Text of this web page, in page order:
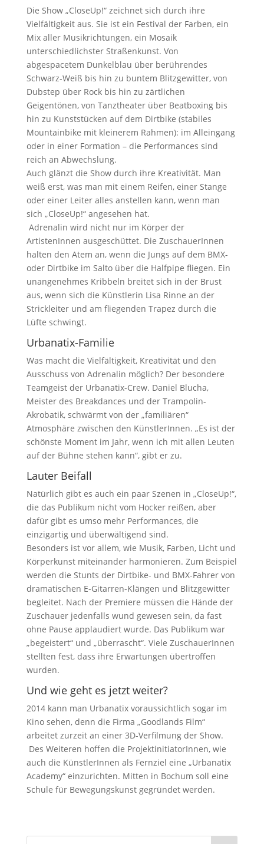
Die Show „CloseUp!“ zeichnet sich durch ihre
Vielfältigkeit aus. Sie ist ein Festival der Farben, ein
Mix aller Musikrichtungen, ein Mosaik
unterschiedlichster Straßenkunst. Von
abgespacetem Dunkelblau über berührendes
Schwarz-Weiß bis hin zu buntem Blitzgewitter, von
Dubstep über Rock bis hin zu zärtlichen
Geigentönen, von Tanztheater über Beatboxing bis
hin zu Kunststücken auf dem Dirtbike (stabiles
Mountainbike mit kleinerem Rahmen): im Alleingang
oder in einer Formation – die Performances sind
reich an Abwechslung.
Auch glänzt die Show durch ihre Kreativität. Man
weiß erst, was man mit einem Reifen, einer Stange
oder einer Leiter alles anstellen kann, wenn man
sich „CloseUp!“ angesehen hat.
Adrenalin wird nicht nur im Körper der
ArtistenInnen ausgeschüttet. Die ZuschauerInnen
halten den Atem an, wenn die Jungs auf dem BMX-
oder Dirtbike im Salto über die Halfpipe fliegen. Ein
unangenehmes Kribbeln breitet sich in der Brust
aus, wenn sich die Künstlerin Lisa Rinne an der
Strickleiter und am fliegenden Trapez durch die
Lüfte schwingt.
Urbanatix-Familie
Was macht die Vielfältigkeit, Kreativität und den
Ausschuss von Adrenalin möglich? Der besondere
Teamgeist der Urbanatix-Crew. Daniel Blucha,
Meister des Breakdances und der Trampolin-
Akrobatik, schwärmt von der „familiären“
Atmosphäre zwischen den KünstlerInnen. „Es ist der
schönste Moment im Jahr, wenn ich mit allen Leuten
auf der Bühne stehen kann“, gibt er zu.
Lauter Beifall
Natürlich gibt es auch ein paar Szenen in „CloseUp!“,
die das Publikum nicht vom Hocker reißen, aber
dafür gibt es umso mehr Performances, die
einzigartig und überwältigend sind.
Besonders ist vor allem, wie Musik, Farben, Licht und
Körperkunst miteinander harmonieren. Zum Beispiel
werden die Stunts der Dirtbike- und BMX-Fahrer von
dramatischen E-Gitarren-Klängen und Blitzgewitter
begleitet. Nach der Premiere müssen die Hände der
Zuschauer jedenfalls wund gewesen sein, da fast
ohne Pause applaudiert wurde. Das Publikum war
„begeistert“ und „überrascht“. Viele ZuschauerInnen
stellten fest, dass ihre Erwartungen übertroffen
wurden.
Und wie geht es jetzt weiter?
2014 kann man Urbanatix voraussichtlich sogar im
Kino sehen, denn die Firma „Goodlands Film“
arbeitet zurzeit an einer 3D-Verfilmung der Show.
Des Weiteren hoffen die ProjektinitiatorInnen, wie
auch die KünstlerInnen als Fernziel eine „Urbanatix
Academy“ einzurichten. Mitten in Bochum soll eine
Schule für Bewegungskunst gegründet werden.